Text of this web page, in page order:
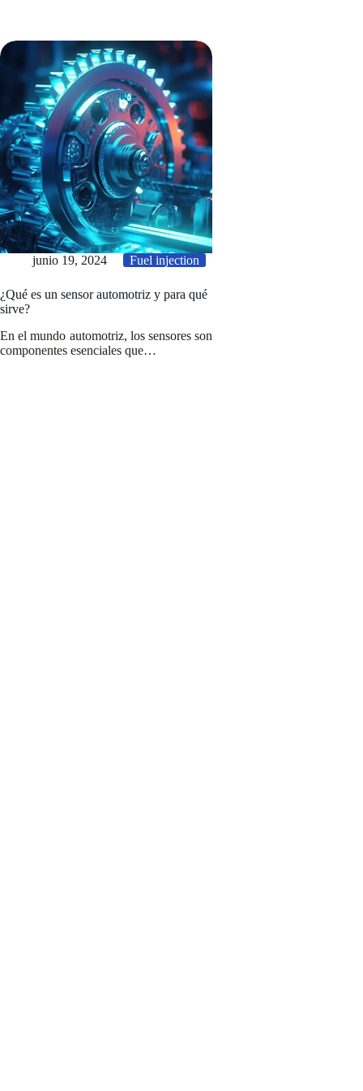
junio 19, 2024 Fuel injection
¿Qué es un sensor automotriz y para qué
sirve?
En el mundo automotriz, los sensores son
componentes esenciales que…